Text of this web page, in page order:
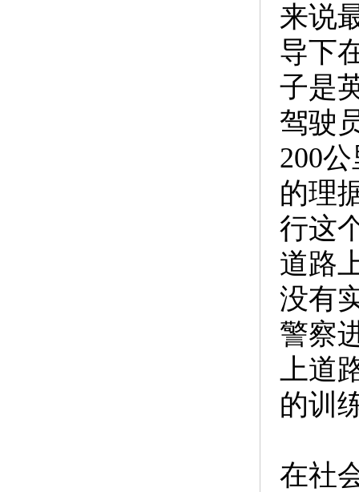
来说
导下
子是
驾驶
200
的理
行这
道路
没有
警察
上道
的训
在社